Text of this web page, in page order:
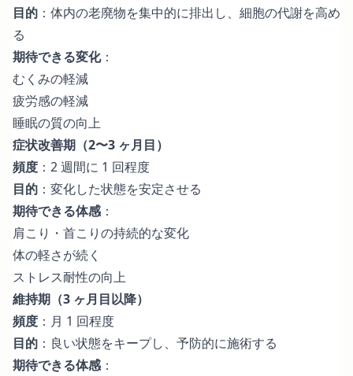
目的 ：体内の老廃物を集中的に排出し、細胞の代謝を高め
る
期待できる変化：
むくみの軽減
疲労感の軽減
睡眠の質の向上
症状改善期（2〜3 ヶ月目）
頻度 ：2 週間に 1 回程度
目的 ：変化した状態を安定させる
期待できる体感：
肩こり・首こりの持続的な変化
体の軽さが続く
ストレス耐性の向上
維持期（3 ヶ月目以降）
頻度 ：月 1 回程度
目的 ：良い状態をキープし、予防的に施術する
期待できる体感：